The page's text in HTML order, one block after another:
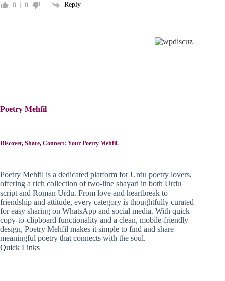
0 0 Reply
Poetry Mehfil
Discover, Share, Connect: Your Poetry Mehfil.
Poetry Mehfil is a dedicated platform for Urdu poetry lovers,
offering a rich collection of two-line shayari in both Urdu
script and Roman Urdu. From love and heartbreak to
friendship and attitude, every category is thoughtfully curated
for easy sharing on WhatsApp and social media. With quick
copy-to-clipboard functionality and a clean, mobile-friendly
design, Poetry Mehfil makes it simple to find and share
meaningful poetry that connects with the soul.
Quick Links